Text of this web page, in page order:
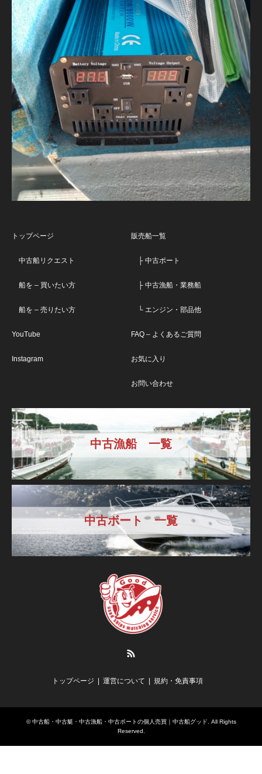
トップページ
中古船リクエスト
船を – 買いたい方
船を – 売りたい方
YouTube
Instagram
販売船一覧
├ 中古ボート
├ 中古漁船・業務船
└ エンジン・部品他
FAQ – よくあるご質問
お気に入り
お問い合わせ
中古漁船 一覧
中古ボート 一覧
トップページ 運営について 規約・免責事項
©中古船・中古艇・中古漁船・中古ボートの個人売買｜中古船グッド . All Rights
Reserved.